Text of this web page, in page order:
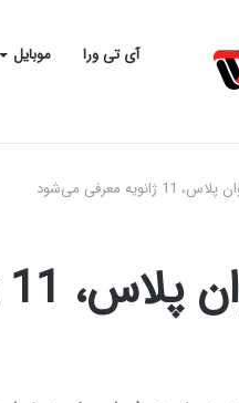
آی تی ورا موبایل
معرفی می‌شود